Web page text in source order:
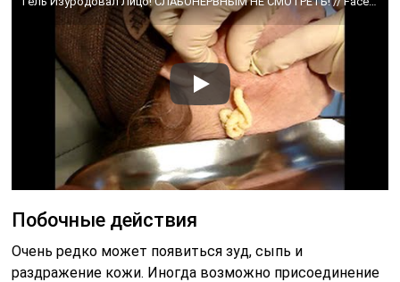
Побочные действия
Очень редко может появиться зуд, сыпь и
раздражение кожи. Иногда возможно присоединение